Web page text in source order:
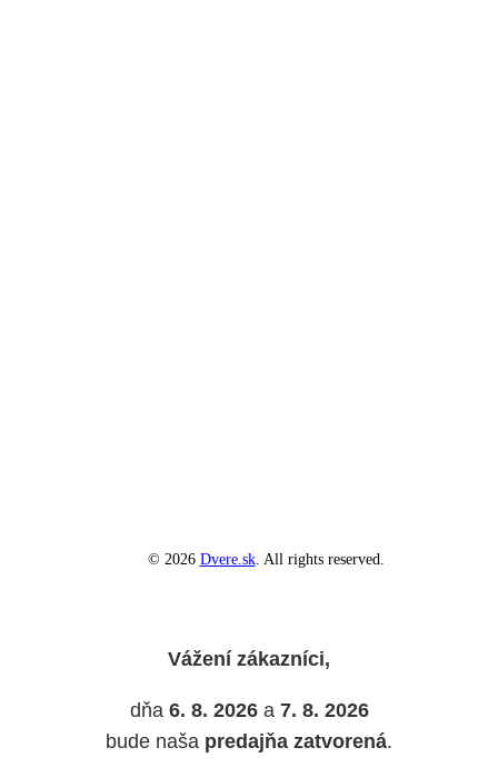
© 2026 Dvere.sk. All rights reserved.
Vážení zákazníci,
dňa 6. 8. 2026a 7. 8. 2026
bude naša predajňa zatvorená.